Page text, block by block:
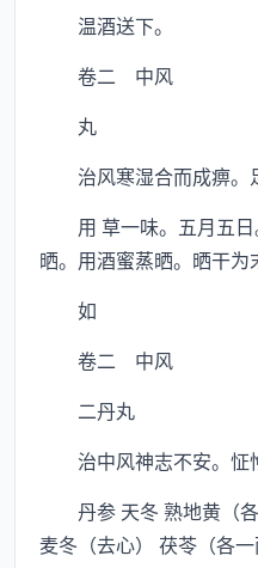
温酒送下。
卷二 中风
丸
治风寒湿合而成痹。
用 草一味。五月五日
晒。用酒蜜蒸晒。晒干为
如
卷二 中风
二丹丸
治中风神志不安。怔
丹参 天冬 熟地黄（各
麦冬（去心） 茯苓（各一